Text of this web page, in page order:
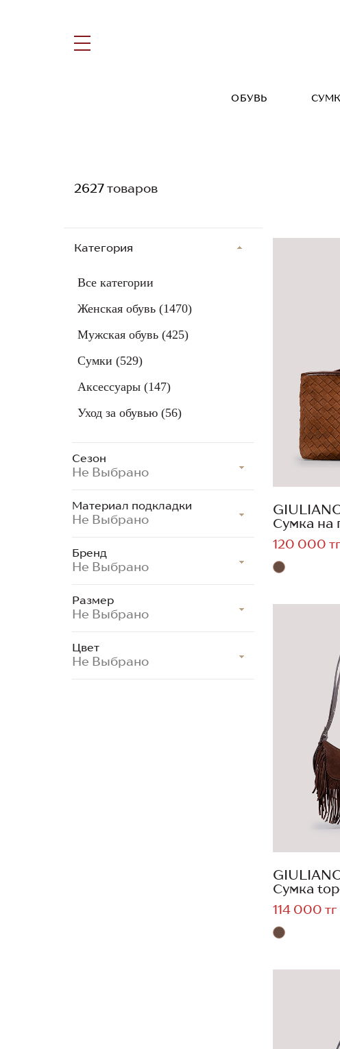
ОБУВЬ
Категория
Все категории
Женская обувь (1470)
Мужская обувь (425)
Сумки (529)
Аксессуары (147)
Уход за обувью (56)
Сезон
Не Выбрано
Материал подкладки
Не Выбрано
Бренд
Не Выбрано
Размер
Не Выбрано
Цвет
Не Выбрано
Сумка на
120 000
Сумка
114 000 тг
2627товаров